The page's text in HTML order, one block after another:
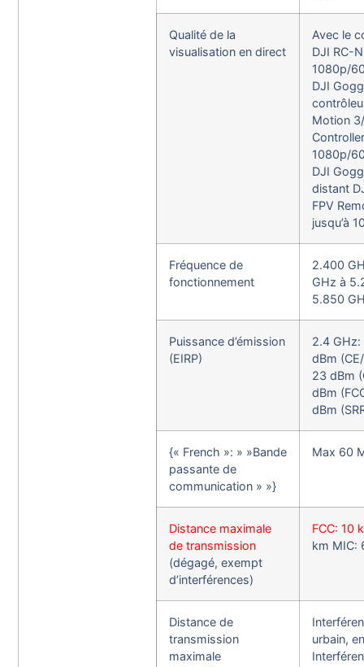
Qualité de la
visualisation en direct
Avec le
DJI RC-
1080p/
DJI
Motion
1080p/
DJI
distant
FPV
jusqu’à
Fréquence de
fonctionnement
2.400
GHz à
5.850
Puissance d’émission
(EIRP)
2.4 GHz:
dBm
23 dBm
dBm
dBm
{« French »: » »Bande
passante de
communication » »}
Max 60
Distance maximale
de transmission
(dégagé, exempt
d’interférences)
FCC: 10
km MIC:
Distance de
transmission
maximale
urbain,